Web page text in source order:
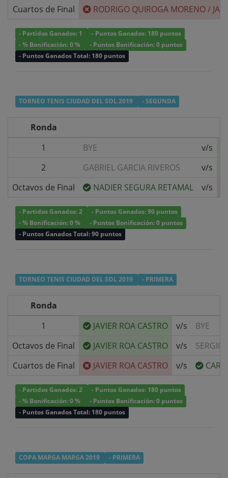
Cuartos de Final
RODRIGO QUIROGA MORENO/
- Partidos Ganados: 1
- Puntos Ganados: 180 puntos
- % Bonificación: 0 %
- Puntos Bonificación: 0 puntos
- Puntos Ganados Total: 180 puntos
TORNEO TENIS CIUDAD DEL SOL 2019 - SEGUNDA
Ronda
1
BYE
v/s
2
GABRIEL GARCIA RIVEROS
v/s
Octavos de Final
NADIER SEGURA RETAMAL v/s
- Partidos Ganados: 2
- Puntos Ganados: 90 puntos
- % Bonificación: 0 %
- Puntos Bonificación: 0 puntos
- Puntos Ganados Total: 90 puntos
TORNEO TENIS CIUDAD DEL SOL 2019 - PRIMERA
Ronda
1
JAVIER ROA CASTRO v/s
BYE
Octavos de Final
JAVIER ROA CASTRO v/s
SERGIO
Cuartos de Final
JAVIER ROA CASTRO v/s
- Partidos Ganados: 2
- Puntos Ganados: 180 puntos
- % Bonificación: 0 %
- Puntos Bonificación: 0 puntos
- Puntos Ganados Total: 180 puntos
COPA MARGA MARGA 2019 - PRIMERA